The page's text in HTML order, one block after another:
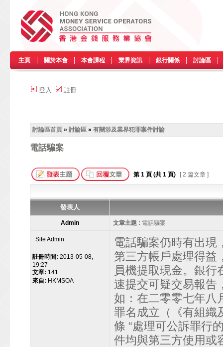
主頁 關於本會 本會課程 業界資訊 銀行關係 討論區
登入 註冊
討論區首頁 » 討論區 » 有關涉及業界犯罪案件討論
電話騙案
第 1 頁 (共 1 頁) [ 2 篇文章 ]
發表人
Admin 文章主題 : 電話騙案
Site Admin
註冊時間: 2013-05-08,
19:27
文章: 141
來自: HKMSOA
電話騙案仍時有出現
第三方帳戶處理得益
員機提取現金。銀行
速提交可疑交易報告
如：在二零零七年八
罪名成立（《有組織
條 “處理可公訴罪行
件均與第三方使用或